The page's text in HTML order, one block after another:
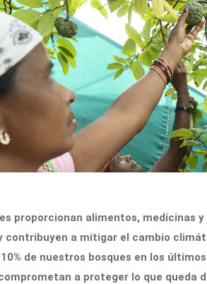
proporcionan alimentos, medicinas
contribuyen a mitigar el cambio
de nuestros bosques en los
a proteger lo que queda